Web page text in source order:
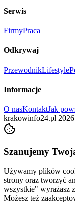
Serwis
FirmyPraca
Odkrywaj
PrzewodnikLifestyle
Informacje
O nasKontaktJak
krakowinfo24.pl 2026
Szanujemy
Używamy plików
strony oraz tworzyć
wszystkie" wyrażasz
Możesz też